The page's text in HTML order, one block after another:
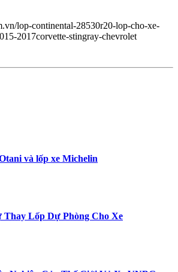
lop-continental-28530r20-lop-cho-xe-
2017corvette-stingray-chevrolet
và lốp xe Michelin
Thay Lốp Dự Phòng Cho Xe